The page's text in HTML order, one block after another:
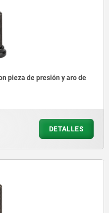
pieza de presión y aro de
DETALLES